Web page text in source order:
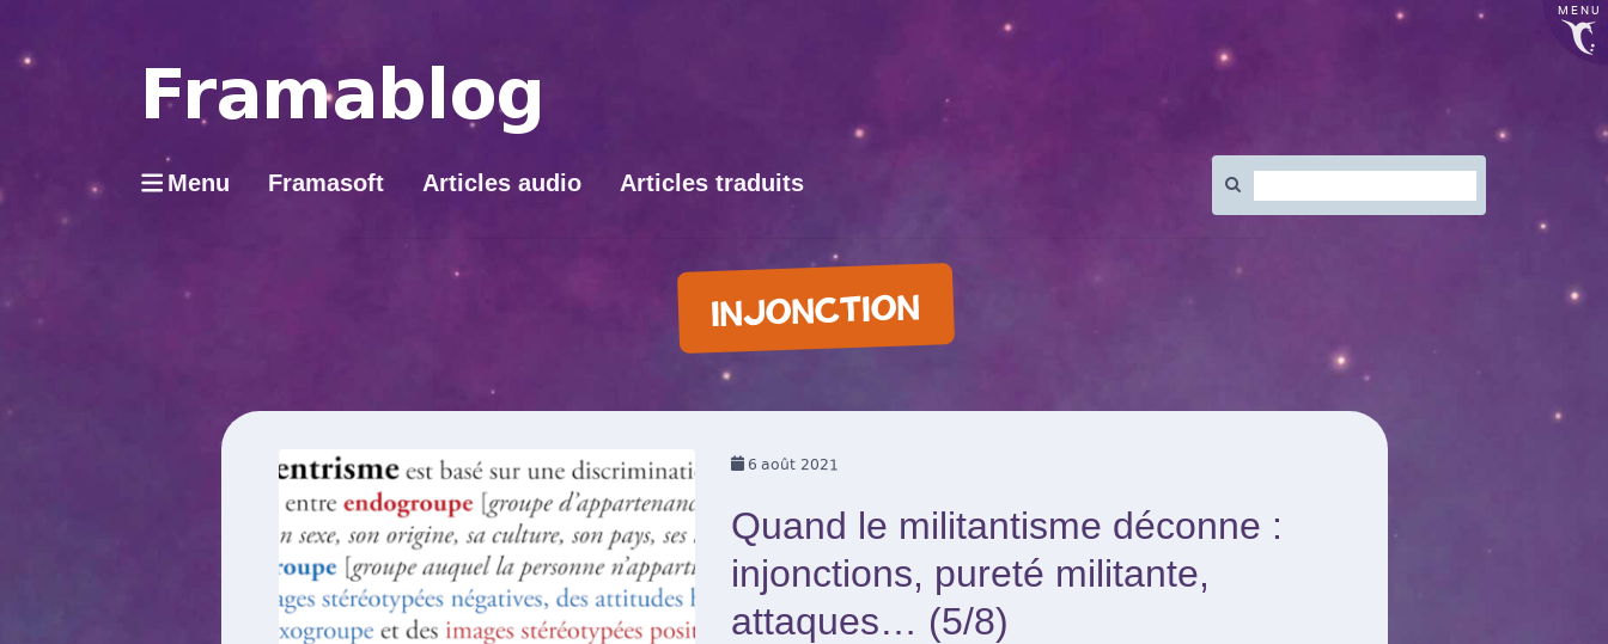
MENU
Menu Framasoft Articles audio Articles traduits
:
INJONCTION
6 août 2021
Quand le militantisme déconne :
injonctions, pureté militante,
attaques… (5/8)